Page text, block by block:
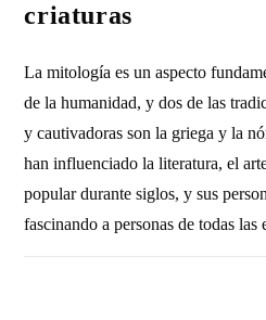
criaturas
La mitología es un aspecto
de la humanidad, y dos de las
y cautivadoras son la griega y la
han influenciado la literatura, el
popular durante siglos, y sus
fascinando a personas de todas